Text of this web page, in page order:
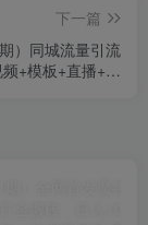
下一篇
期）同城流量引流
+模板+直播+矩